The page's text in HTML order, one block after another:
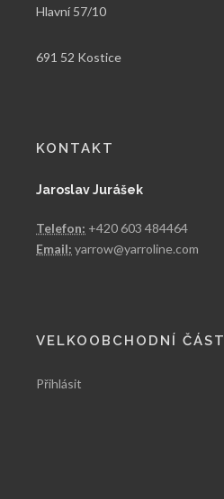
Hlavní 57/10
691 52 Kostice
KONTAKT
Jaroslav Jurášek
Telefon: +420 603 484464
Email: yarrow@yarroline.com
VELKOOBCHODNÍ ČÁST
Přihlásit